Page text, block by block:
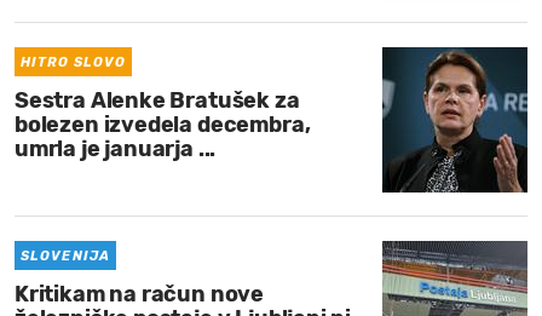
HITRO SLOVO
Sestra Alenke Bratušek za
bolezen izvedela decembra,
umrla je januarja ...
SLOVENIJA
Kritikam na račun nove